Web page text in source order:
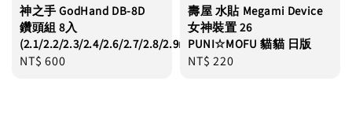
神之手 GodHand DB-8D
鑽頭組 8入
(2.1/2.2/2.3/2.4/2.6/2.7/2.8/2.9mm)
Regular
NT$ 600
壽屋 水貼 Megami Device
女神裝置 26
PUNI☆MOFU 貓貓 日版
Regular
NT$ 220